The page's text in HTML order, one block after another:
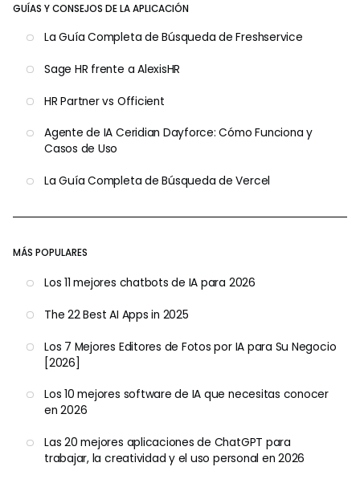
GUÍAS Y CONSEJOS DE LA APLICACIÓN
La Guía Completa de Búsqueda de Freshservice
Sage HR frente a AlexisHR
HR Partner vs Officient
Agente de IA Ceridian Dayforce: Cómo Funciona y
Casos de Uso
La Guía Completa de Búsqueda de Vercel
MÁS POPULARES
Los 11 mejores chatbots de IA para 2026
The 22 Best AI Apps in 2025
Los 7 Mejores Editores de Fotos por IA para Su Negocio
[2026]
Los 10 mejores software de IA que necesitas conocer
en 2026
Las 20 mejores aplicaciones de ChatGPT para
trabajar, la creatividad y el uso personal en 2026